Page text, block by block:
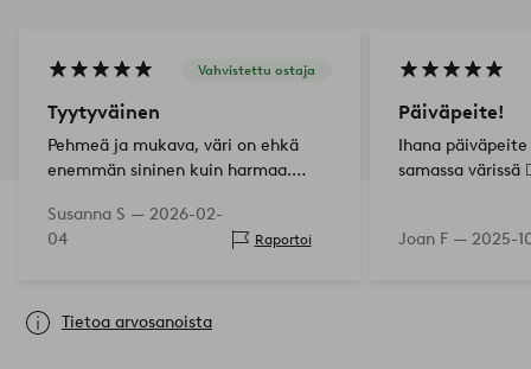
Vahvistettu ostaja
Tyytyväinen
Pehmeä ja mukava, väri on ehkä
enemmän sininen kuin harmaa.
jotta kissa ei raapisi sitä, ja nyt se
jättää sen rauhaan. Samettipinta ei
Susanna S — 2026-02-
04
Raportoi
Päiväpeite!
Ihana
samassa värissä
Joan F — 2025-
Tietoa arvosanoista